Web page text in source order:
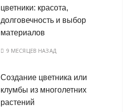
цветники: красота,
долговечность и выбор
материалов
9 МЕСЯЦЕВ НАЗАД
Создание цветника или
клумбы из многолетних
растений